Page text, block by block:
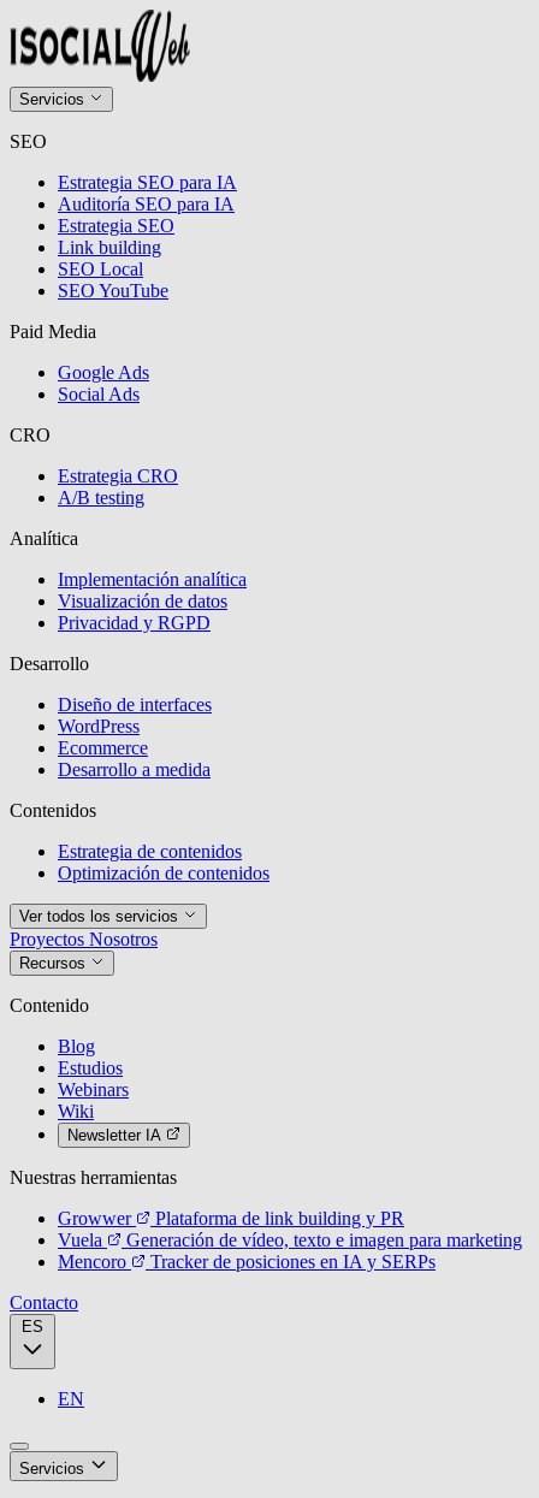
Servicios
SEO
Estrategia SEO para IA
Auditoría SEO para IA
Estrategia SEO
Link building
SEO Local
SEO YouTube
Paid Media
Google Ads
Social Ads
CRO
Estrategia CRO
A/B testing
Analítica
Implementación analítica
Visualización de datos
Privacidad y RGPD
Desarrollo
Diseño de interfaces
WordPress
Ecommerce
Desarrollo a medida
Contenidos
Estrategia de contenidos
Optimización de contenidos
Ver todos los servicios
Proyectos Nosotros
Recursos
Contenido
Blog
Estudios
Webinars
Wiki
Newsletter IA
Nuestras herramientas
Growwer
Plataforma de link building y PR
Vuela
Generación de vídeo, texto e imagen para marketing
Mencoro
Tracker de posiciones en IA y SERPs
Contacto
EN
Servicios